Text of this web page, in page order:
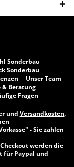
Sonderbau
Sonderbau
Unser Team
& Beratung
Fragen
und Versandkosten,
- Sie zahlen
werden die
für Paypal und